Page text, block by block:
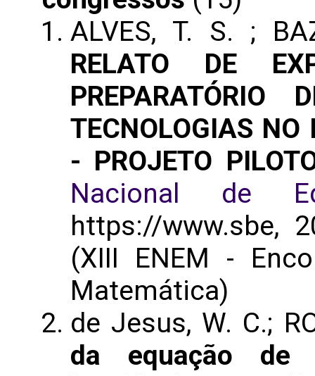
ALVES, T. S. ;
RELATO DE
TECNOLOGIAS
- PROJETO
Nacional de
https://www.sbe,
(XIII ENEM -
Matemática)
de Jesus, W. C.;
da equação de